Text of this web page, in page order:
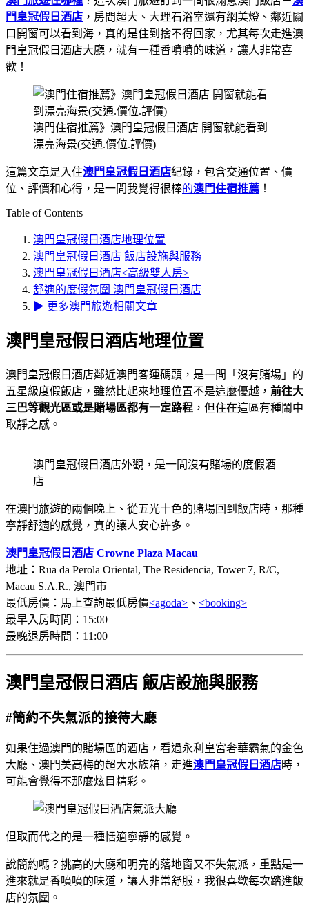
門皇冠假日酒店 ，房間超大、大理石浴室還有網美燈、鄰近關
口開窗可以看到海，真的是住到捨不得回家，尤其每次走進澳
門皇冠假日酒店大廳，就有一種香噴噴的味道，讓人非常喜
歡！
澳門住宿推薦》澳門皇冠假日酒店 開窗就能看到
漂亮海景(交通.價位.評價)
這篇文章是入住澳門皇冠假日酒店紀錄，包含交通位置、價
位、評價和心得，是一間我覺得很棒的澳門住宿推薦 ！
Table of Contents
澳門皇冠假日酒店地理位置
澳門皇冠假日酒店 飯店設施與服務
澳門皇冠假日酒店<高級雙人房>
舒適的度假氛圍 澳門皇冠假日酒店
▶ 更多澳門旅遊相關文章
澳門皇冠假日酒店地理位置
澳門皇冠假日酒店鄰近澳門客運碼頭，是一間「沒有賭場」的
五星級度假飯店，雖然比起來地理位置不是這麼優越， 前往大
三巴等觀光區或是賭場區都有一定路程 ，但住在這區有種鬧中
取靜之感。
澳門皇冠假日酒店外觀，是一間沒有賭場的度假酒
店
在澳門旅遊的兩個晚上、從五光十色的賭場回到飯店時，那種
寧靜舒適的感覺，真的讓人安心許多。
澳門皇冠假日酒店 Crowne Plaza Macau
地址：Rua da Perola Oriental, The Residencia, Tower 7, R/C,
Macau S.A.R., 澳門市
最低房價：馬上查詢最低房價<agoda> 、 <booking>
最早入房時間：15:00
最晚退房時間：11:00
澳門皇冠假日酒店 飯店設施與服務
#簡約不失氣派的接待大廳
如果住過澳門的賭場區的酒店，看過永利皇宮奢華霸氣的金色
大廳、澳門美高梅的超大水族箱，走進澳門皇冠假日酒店時，
可能會覺得不那麼炫目精彩。
但取而代之的是一種恬適寧靜的感覺。
說簡約嗎？挑高的大廳和明亮的落地窗又不失氣派，重點是一
進來就是香噴噴的味道，讓人非常舒服，我很喜歡每次踏進飯
店的氛圍。